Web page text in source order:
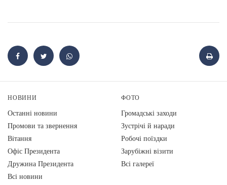
НОВИНИ
Останні новини
Промови та звернення
Вiтання
Офіс Президента
Дружина Президента
Всі новини
ФОТО
Громадські заходи
Зустрічі й наради
Робочі поїздки
Зарубіжні візити
Всі галереї